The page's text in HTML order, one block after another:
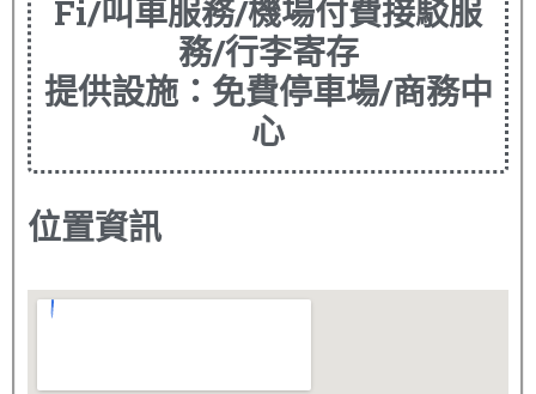
Fi/叫車服務/機場付費接駁服
務/行李寄存
提供設施：免費停車場/商務中
心
位置資訊